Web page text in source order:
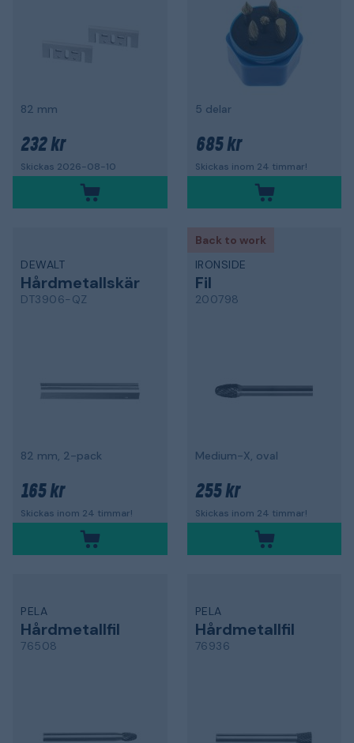
82 mm
232 kr
Skickas 2026-08-10
5 delar
685 kr
Skickas inom 24 timmar!
DEWALT
Hårdmetallskär
DT3906-QZ
82 mm, 2-pack
165 kr
Skickas inom 24 timmar!
Back to work
IRONSIDE
Fil
200798
Medium-X, oval
255 kr
Skickas inom 24 timmar!
PELA
Hårdmetallfil
76508
PELA
Hårdmetallfil
76936